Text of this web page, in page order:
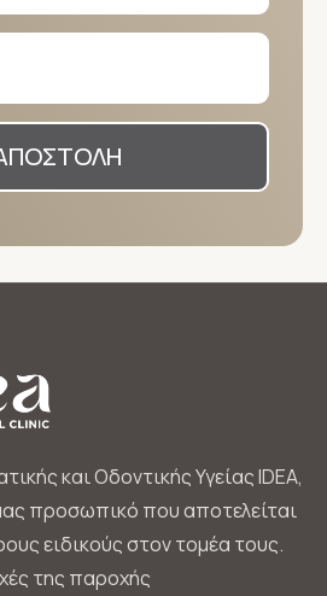
και Οδοντικής Υγείας IDEA,
προσωπικό που αποτελείται
ειδικούς στον τομέα τους.
της παροχής